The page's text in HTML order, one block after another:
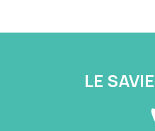
LE